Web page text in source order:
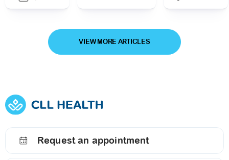
VIEW MORE ARTICLES
Request an appointment